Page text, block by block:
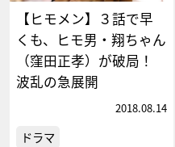
【ヒモメン】３話で早
くも、ヒモ男・翔ちゃん
（窪田正孝）が破局！
波乱の急展開
2018.08.14
ドラマ